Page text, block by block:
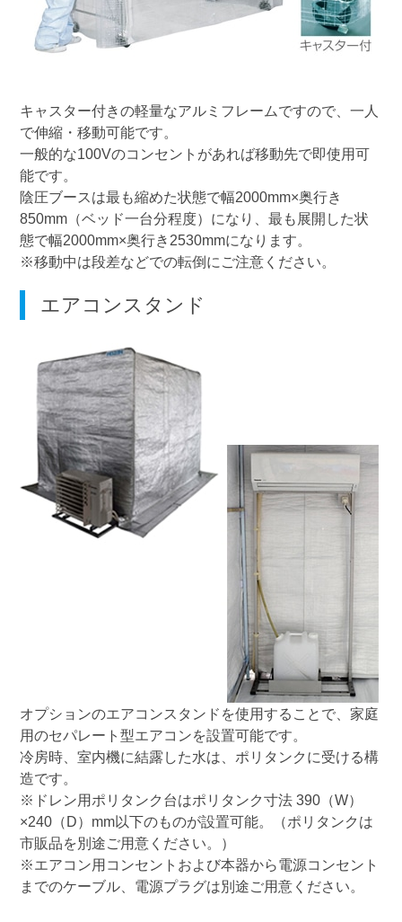
キャスター付きの軽量なアルミフレームですので、一人
で伸縮・移動可能です。
一般的な100Vのコンセントがあれば移動先で即使用可
能です。
陰圧ブースは最も縮めた状態で幅2000mm×奥行き
850mm（ベッド一台分程度）になり、最も展開した状
態で幅2000mm×奥行き2530mmになります。
※移動中は段差などでの転倒にご注意ください。
エアコンスタンド
オプションのエアコンスタンドを使用することで、家庭
用のセパレート型エアコンを設置可能です。
冷房時、室内機に結露した水は、ポリタンクに受ける構
造です。
※ドレン用ポリタンク台はポリタンク寸法 390（W）
×240（D）mm以下のものが設置可能。（ポリタンクは
市販品を別途ご用意ください。）
※エアコン用コンセントおよび本器から電源コンセント
までのケーブル、電源プラグは別途ご用意ください。